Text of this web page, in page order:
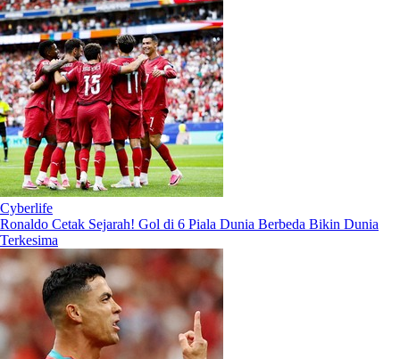
Cyberlife
Ronaldo Cetak Sejarah! Gol di 6 Piala Dunia Berbeda Bikin Dunia
Terkesima